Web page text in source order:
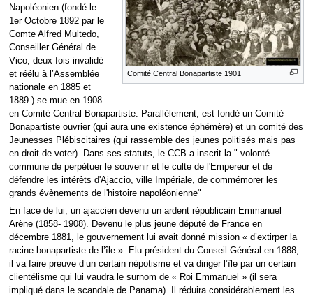
Comité Central Bonapartiste 1901
Napoléonien (fondé le
1er Octobre 1892 par le
Comte Alfred Multedo,
Conseiller Général de
Vico, deux fois invalidé
et réélu à l’Assemblée
nationale en 1885 et
1889 ) se mue en 1908
en Comité Central Bonapartiste. Parallèlement, est fondé un Comité
Bonapartiste ouvrier (qui aura une existence éphémère) et un comité des
Jeunesses Plébiscitaires (qui rassemble des jeunes politisés mais pas
en droit de voter). Dans ses statuts, le CCB a inscrit la " volonté
commune de perpétuer le souvenir et le culte de l'Empereur et de
défendre les intérêts d'Ajaccio, ville Impériale, de commémorer les
grands évènements de l'histoire napoléonienne"
En face de lui, un ajaccien devenu un ardent républicain Emmanuel
Arène (1858- 1908). Devenu le plus jeune député de France en
décembre 1881, le gouvernement lui avait donné mission « d’extirper la
racine bonapartiste de l’île ». Elu président du Conseil Général en 1888,
il va faire preuve d’un certain népotisme et va diriger l’île par un certain
clientélisme qui lui vaudra le surnom de « Roi Emmanuel » (il sera
impliqué dans le scandale de Panama). Il réduira considérablement les